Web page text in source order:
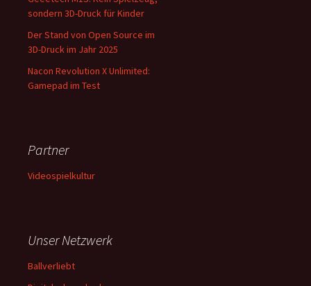
sondern 3D-Druck für Kinder
Der Stand von Open Source im
3D-Druck im Jahr 2025
Nacon Revolution X Unlimited:
Gamepad im Test
Partner
Videospielkultur
Unser Netzwerk
Ballverliebt